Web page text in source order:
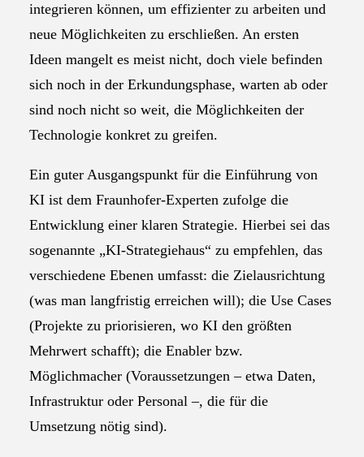
integrieren können, um effizienter zu arbeiten und
neue Möglichkeiten zu erschließen. An ersten
Ideen mangelt es meist nicht, doch viele befinden
sich noch in der Erkundungsphase, warten ab oder
sind noch nicht so weit, die Möglichkeiten der
Technologie konkret zu greifen.
Ein guter Ausgangspunkt für die Einführung von
KI ist dem Fraunhofer-Experten zufolge die
Entwicklung einer klaren Strategie. Hierbei sei das
sogenannte „KI-Strategiehaus“ zu empfehlen, das
verschiedene Ebenen umfasst: die Zielausrichtung
(was man langfristig erreichen will); die Use Cases
(Projekte zu priorisieren, wo KI den größten
Mehrwert schafft); die Enabler bzw.
Möglichmacher (Voraussetzungen – etwa Daten,
Infrastruktur oder Personal –, die für die
Umsetzung nötig sind).